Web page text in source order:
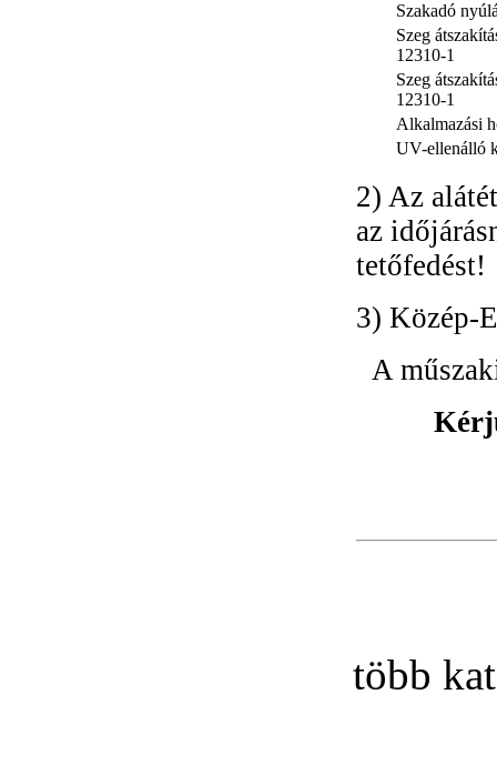
Szakadó
Szeg
12310-1
Szeg
12310-1
Alkalmazási
UV-ellenálló
2) Az
az
tetőfedést!
3) Közép-
A
több